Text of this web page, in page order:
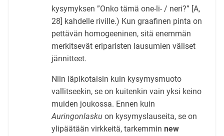
kysymyksen ”Onko tämä one-li- / neri?” [A,
28] kahdelle riville.) Kun graafinen pinta on
pettävän homogeeninen, sitä enemmän
merkitsevät eriparisten lausumien väliset
jännitteet.
Niin läpikotaisin kuin kysymysmuoto
vallitseekin, se on kuitenkin vain yksi keino
muiden joukossa. Ennen kuin
Auringonlaskuon kysymyslauseita, se on
ylipäätään virkkeitä, tarkemmin new